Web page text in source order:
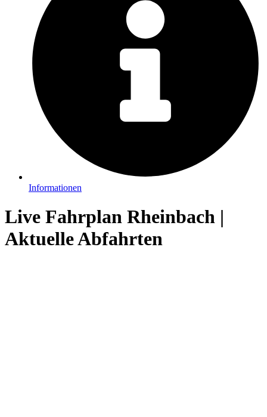
Informationen
Live Fahrplan Rheinbach |
Aktuelle Abfahrten